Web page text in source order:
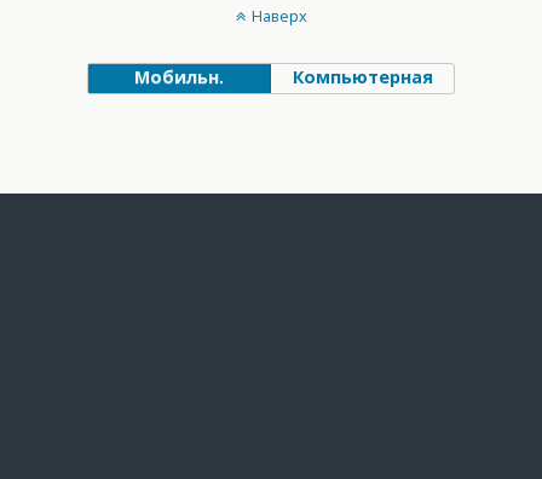
Наверх
Мобильн. Компьютерная